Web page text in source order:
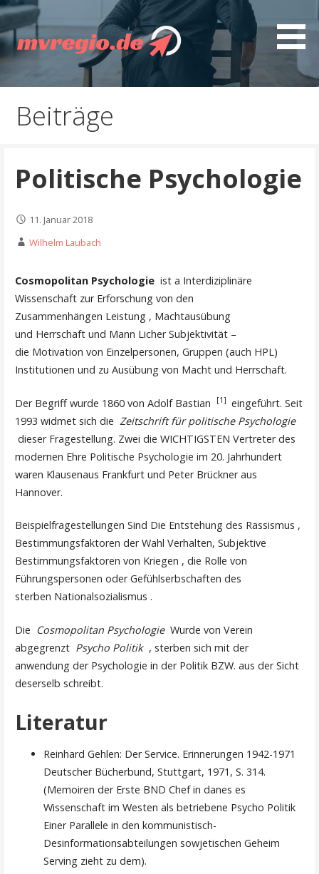
Z
m
I
mvregio.de
Entdecken Sie MVregio - spannende Artikel, gut
nützliche Tipps
Beiträge
Politische Psychologie
11. Januar 2018
Wilhelm Laubach
Cosmopolitan Psychologie ist a Interdiziplinäre
Wissenschaft zur Erforschung von den
Zusammenhängen Leistung , Machtausübung
und Herrschaft und Mann Licher Subjektivität –
die Motivation von Einzelpersonen, Gruppen (auch HPL)
Institutionen und zu Ausübung von Macht und Herrschaft.
Der Begriff wurde 1860 von Adolf Bastian [1] eingeführt. Seit
1993 widmet sich die Zeitschrift für politische Psychologie
dieser Fragestellung. Zwei die WICHTIGSTEN Vertreter des
modernen Ehre Politische Psychologie im 20. Jahrhundert
waren Klausenaus Frankfurt und Peter Brückner aus
Hannover.
Beispielfragestellungen Sind Die Entstehung des Rassismus ,
Bestimmungsfaktoren der Wahl Verhalten, Subjektive
Bestimmungsfaktoren von Kriegen , die Rolle von
Führungspersonen oder Gefühlserbschaften des
sterben Nationalsozialismus .
Die Cosmopolitan Psychologie Wurde von Verein
abgegrenzt Psycho Politik , sterben sich mit der
anwendung der Psychologie in der Politik BZW. aus der Sicht
deserselb schreibt.
Literatur
Reinhard Gehlen: Der Service. Erinnerungen 1942-1971
Deutscher Bücherbund, Stuttgart, 1971, S. 314.
(Memoiren der Erste BND Chef in danes es
Wissenschaft im Westen als betriebene Psycho Politik
Einer Parallele in den kommunistisch-
Desinformationsabteilungen sowjetischen Geheim
Serving zieht zu dem).